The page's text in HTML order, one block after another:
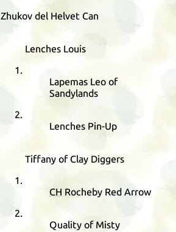
Zhukov del Helvet Can
Lenches Louis
Lapemas Leo of
Sandylands
Lenches Pin-Up
Tiffany of Clay Diggers
CH Rocheby Red Arrow
Quality of Misty